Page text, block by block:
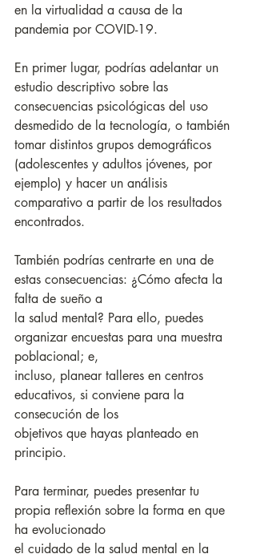
en la virtualidad a causa de la
pandemia por COVID-19.
En primer lugar, podrías adelantar un
estudio descriptivo sobre las
consecuencias psicológicas del uso
desmedido de la tecnología, o también
tomar distintos grupos demográficos
(adolescentes y adultos jóvenes, por
ejemplo) y hacer un análisis
comparativo a partir de los resultados
encontrados.
También podrías centrarte en una de
estas consecuencias: ¿Cómo afecta la
falta de sueño a
la salud mental? Para ello, puedes
organizar encuestas para una muestra
poblacional; e,
incluso, planear talleres en centros
educativos, si conviene para la
consecución de los
objetivos que hayas planteado en
principio.
Para terminar, puedes presentar tu
propia reflexión sobre la forma en que
ha evolucionado
el cuidado de la salud mental en la